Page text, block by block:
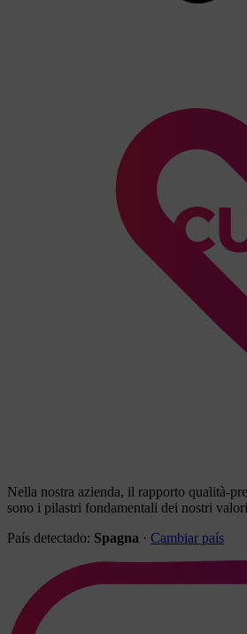
Nella nostra azienda, il rapporto qualità-
sono i pilastri fondamentali dei nostri
País detectado: Spagna · Cambiar país